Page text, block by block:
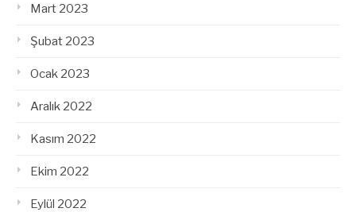
Mart 2023
Şubat 2023
Ocak 2023
Aralık 2022
Kasım 2022
Ekim 2022
Eylül 2022